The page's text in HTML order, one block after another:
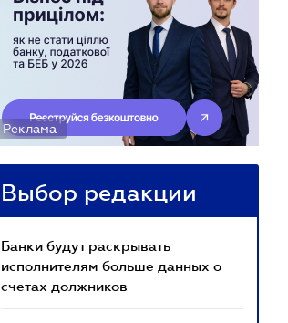
Реклама
Выбор редакции
Банки будут раскрывать
исполнителям больше данных о
счетах должников